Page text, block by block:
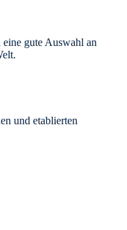
eine gute Auswahl an
und etablierten